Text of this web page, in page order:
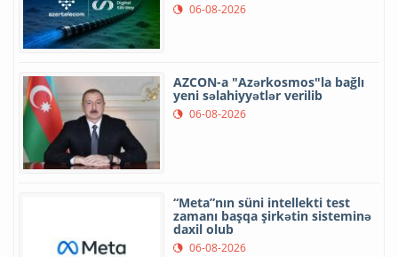
06-08-2026
AZCON-a "Azərkosmos"la bağlı
yeni səlahiyyətlər verilib
06-08-2026
“Meta”nın süni intellekti test
zamanı başqa şirkətin sisteminə
daxil olub
06-08-2026